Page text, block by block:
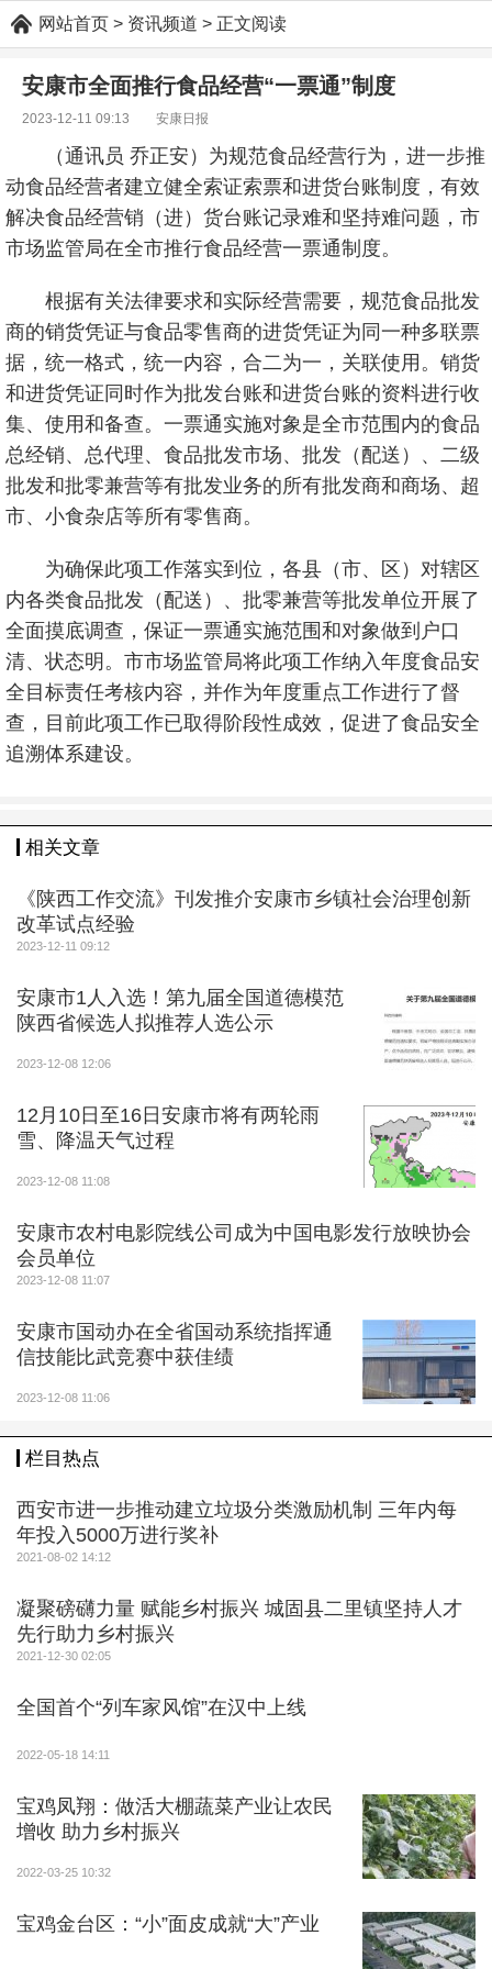
网站首页 > 资讯频道 > 正文阅读
安康市全面推行食品经营“一票通”制度
2023-12-11 09:13 安康日报
（通讯员 乔正安）为规范食品经营行为，进一步推
动食品经营者建立健全索证索票和进货台账制度，有效
解决食品经营销（进）货台账记录难和坚持难问题，市
市场监管局在全市推行食品经营一票通制度。
根据有关法律要求和实际经营需要，规范食品批发
商的销货凭证与食品零售商的进货凭证为同一种多联票
据，统一格式，统一内容，合二为一，关联使用。销货
和进货凭证同时作为批发台账和进货台账的资料进行收
集、使用和备查。一票通实施对象是全市范围内的食品
总经销、总代理、食品批发市场、批发（配送）、二级
批发和批零兼营等有批发业务的所有批发商和商场、超
市、小食杂店等所有零售商。
为确保此项工作落实到位，各县（市、区）对辖区
内各类食品批发（配送）、批零兼营等批发单位开展了
全面摸底调查，保证一票通实施范围和对象做到户口
清、状态明。市市场监管局将此项工作纳入年度食品安
全目标责任考核内容，并作为年度重点工作进行了督
查，目前此项工作已取得阶段性成效，促进了食品安全
追溯体系建设。
相关文章
《陕西工作交流》刊发推介安康市乡镇社会治理创新
改革试点经验
2023-12-11 09:12
安康市1人入选！第九届全国道德模范
陕西省候选人拟推荐人选公示
2023-12-08 12:06
12月10日至16日安康市将有两轮雨
雪、降温天气过程
2023-12-08 11:08
安康市农村电影院线公司成为中国电影发行放映协会
会员单位
2023-12-08 11:07
安康市国动办在全省国动系统指挥通
信技能比武竞赛中获佳绩
2023-12-08 11:06
栏目热点
西安市进一步推动建立垃圾分类激励机制 三年内每
年投入5000万进行奖补
2021-08-02 14:12
凝聚磅礴力量 赋能乡村振兴 城固县二里镇坚持人才
先行助力乡村振兴
2021-12-30 02:05
全国首个“列车家风馆”在汉中上线
2022-05-18 14:11
宝鸡凤翔：做活大棚蔬菜产业让农民
增收 助力乡村振兴
2022-03-25 10:32
宝鸡金台区：“小”面皮成就“大”产业